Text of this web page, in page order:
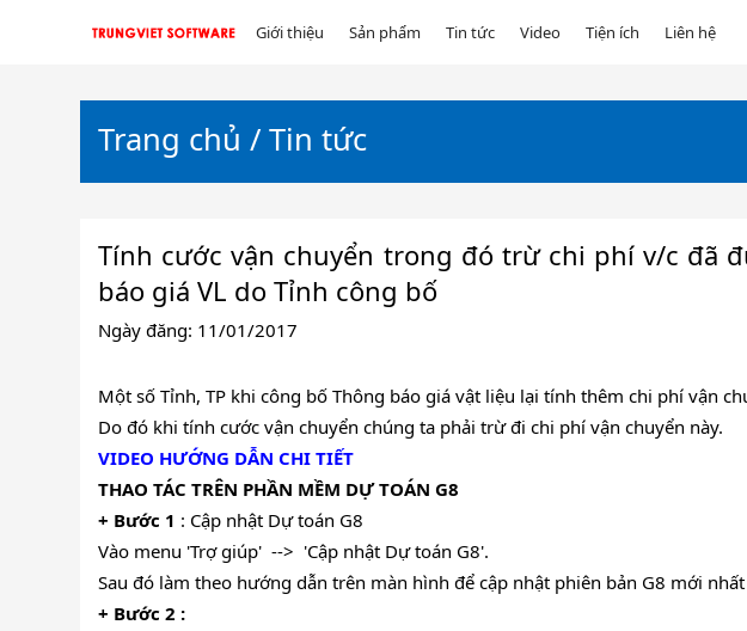
Giới thiệu Sản phẩm Tin tức Video Tiện ích Liên hệ
Trang chủ /Tin tức
Tính cước vận chuyển trong đó trừ chi phí v/c đã
báo giá VL do Tỉnh công bố
Ngày đăng: 11/01/2017
Một số Tỉnh, TP khi công bố Thông báo giá vật liệu lại tính thêm chi phí vận
Do đó khi tính cước vận chuyển chúng ta phải trừ đi chi phí vận chuyển này.
VIDEO HƯỚNG DẪN CHI TIẾT
THAO TÁC TRÊN PHẦN MỀM DỰ TOÁN G8
+ Bước 1 : Cập nhật Dự toán G8
Vào menu 'Trợ giúp' --> 'Cập nhật Dự toán G8'.
Sau đó làm theo hướng dẫn trên màn hình để cập nhật phiên bản G8 mới nhất
+ Bước 2 :